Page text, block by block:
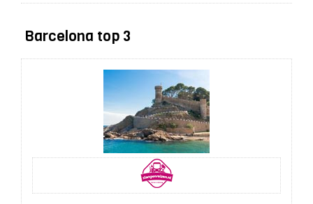
Barcelona top 3